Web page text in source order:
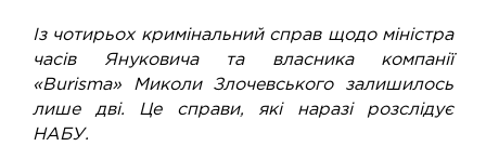
Із чотирьох кримінальний справ щодо міністра
часів Януковича та власника компанії
«Burisma» Миколи Злочевського залишилось
лише дві. Це справи, які наразі розслідує
НАБУ.